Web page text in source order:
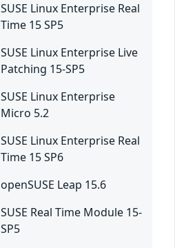
SUSE Linux Enterprise Real
Time 15 SP5
SUSE Linux Enterprise Live
Patching 15-SP5
SUSE Linux Enterprise
Micro 5.2
SUSE Linux Enterprise Real
Time 15 SP6
openSUSE Leap 15.6
SUSE Real Time Module 15-
SP5